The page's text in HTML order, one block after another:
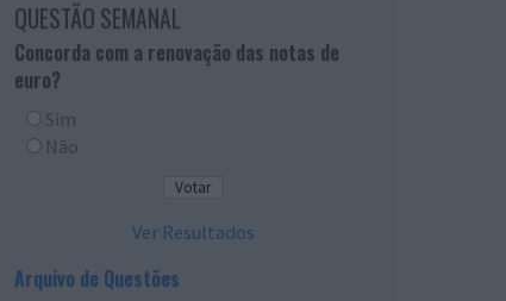
QUESTÃO SEMANAL
Concorda com a renovação das notas de
euro?
Sim
Não
Ver Resultados
Arquivo de Questões